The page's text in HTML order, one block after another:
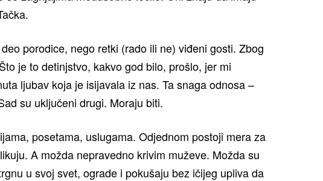
porodice, nego retki (rado ili ne) viđeni gosti. Zbog
je to detinjstvo, kakvo god bilo, prošlo, jer mi
ljubav koja je isijavala iz nas. Ta snaga odnosa –
su uključeni drugi. Moraju biti.
posetama, uslugama. Odjednom postoji mera za
A možda nepravedno krivim muževe. Možda su
u svoj svet, ograde i pokušaju bez ičijeg upliva da